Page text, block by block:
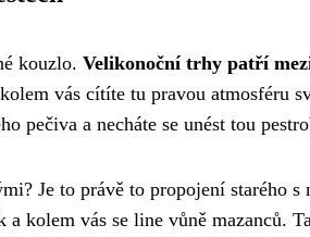
kouzlo. Velikonoční trhy patří
vás cítíte tu pravou atmosféru
pečiva a necháte se unést tou
Je to právě to propojení starého s
kolem vás se line vůně mazanců.